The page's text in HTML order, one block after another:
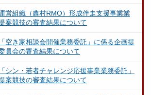
営組織（農村RMO）形成伴走支援事業業
案競技の審査結果について
空き家相談会開催業務委託」に係る企画提
員会の審査結果について
シン・若者チャレンジ応援事業業務委託」
案競技の審査結果について